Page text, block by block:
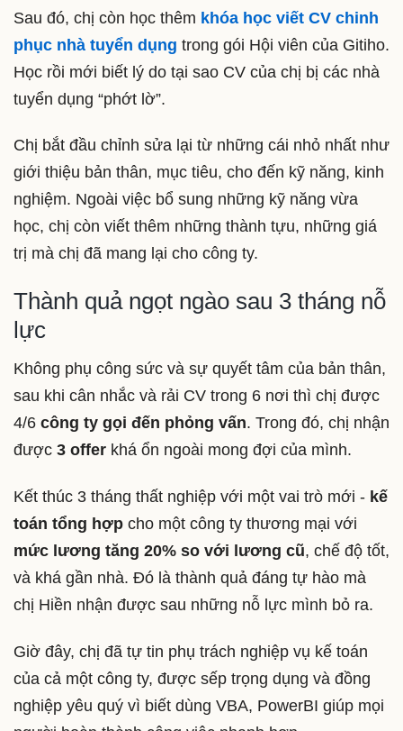
Sau đó, chị còn học thêm khóa học viết CV chinh
phục nhà tuyển dụng trong gói Hội viên của Gitiho.
Học rồi mới biết lý do tại sao CV của chị bị các nhà
tuyển dụng “phớt lờ”.
Chị bắt đầu chỉnh sửa lại từ những cái nhỏ nhất như
giới thiệu bản thân, mục tiêu, cho đến kỹ năng, kinh
nghiệm. Ngoài việc bổ sung những kỹ năng vừa
học, chị còn viết thêm những thành tựu, những giá
trị mà chị đã mang lại cho công ty.
Thành quả ngọt ngào sau 3 tháng nỗ
lực
Không phụ công sức và sự quyết tâm của bản thân,
sau khi cân nhắc và rải CV trong 6 nơi thì chị được
4/6 công ty gọi đến phỏng vấn. Trong đó, chị nhận
được 3 offer khá ổn ngoài mong đợi của mình.
Kết thúc 3 tháng thất nghiệp với một vai trò mới - kế
toán tổng hợp cho một công ty thương mại với
mức lương tăng 20% so với lương cũ, chế độ tốt,
và khá gần nhà. Đó là thành quả đáng tự hào mà
chị Hiền nhận được sau những nỗ lực mình bỏ ra.
Giờ đây, chị đã tự tin phụ trách nghiệp vụ kế toán
của cả một công ty, được sếp trọng dụng và đồng
nghiệp yêu quý vì biết dùng VBA, PowerBI giúp mọi